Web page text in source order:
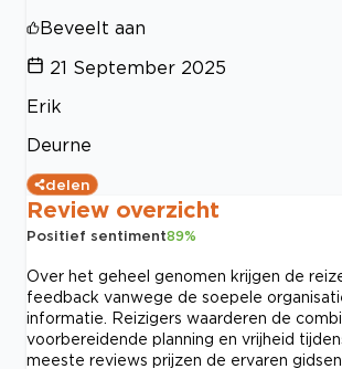
Beveelt aan
21 September 2025
Erik
Deurne
delen
Review overzicht
Positief sentiment89%
Over het geheel genomen krijgen de
feedback vanwege de soepele
informatie. Reizigers waarderen de
voorbereidende planning en vrijheid
meeste reviews prijzen de ervaren